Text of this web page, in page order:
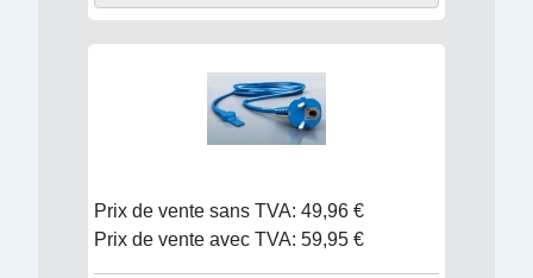
Prix de vente sans TVA: 49,96 €
Prix de vente avec TVA: 59,95 €